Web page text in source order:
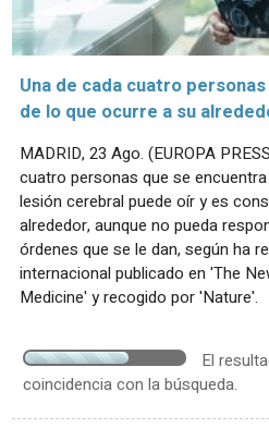
Una de cada cuatro
de lo que ocurre a su
MADRID, 23 Ago. (EUROPA
cuatro personas que se
lesión cerebral puede oír y es
alrededor, aunque no pueda
órdenes que se le dan, según ha
internacional publicado en 'The
Medicine' y recogido por 'Nature'.
El
coincidencia con la búsqueda.